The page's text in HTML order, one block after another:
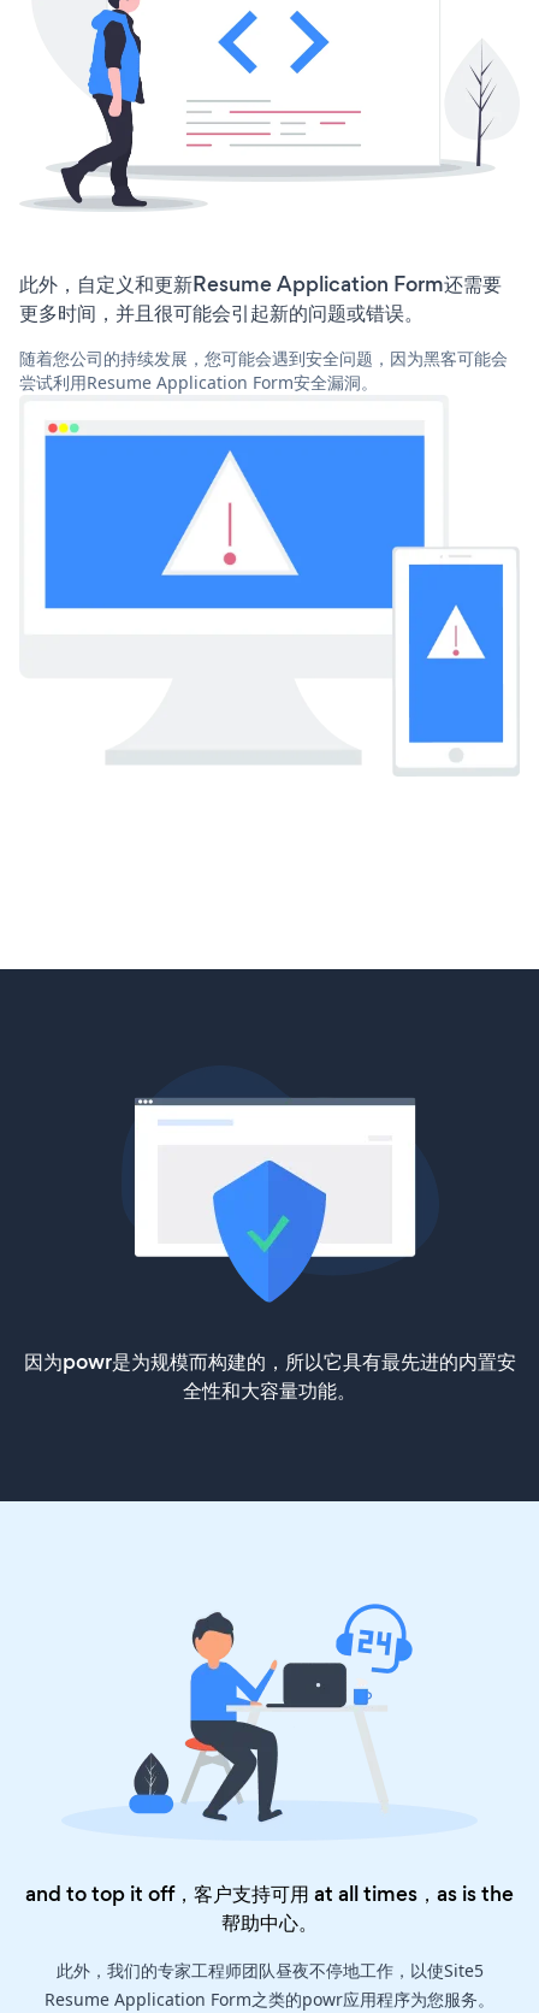
此外，自定义和更新Resume Application Form还需要
更多时间，并且很可能会引起新的问题或错误。
随着您公司的持续发展，您可能会遇到安全问题，因为黑客可能会
尝试利用Resume Application Form安全漏洞。
因为powr是为规模而构建的，所以它具有最先进的内置安
全性和大容量功能。
and to top it off，客户支持可用 at all times，as is the
帮助中心。
此外，我们的专家工程师团队昼夜不停地工作，以使Site5
Resume Application Form之类的powr应用程序为您服务。